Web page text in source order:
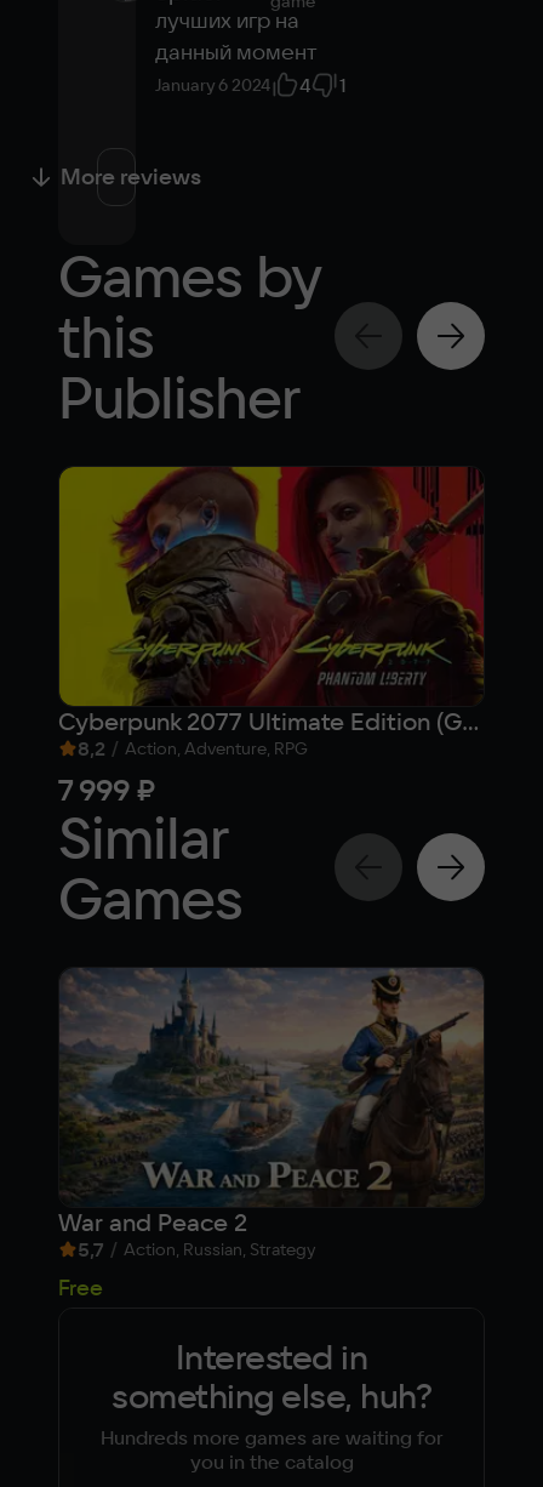
лучших игр на
данный момент
January 6 2024 4 1
More reviews
Games by
this
Publisher
Cyberpunk 2077 Ultimate Edition (GOG)
8,2 / Action, Adventure, RPG
7 999 ₽
Similar
Games
War and Peace 2
5,7 / Action, Russian, Strategy
Free
Interested in
something else, huh?
Hundreds more games are waiting for
you in the catalog